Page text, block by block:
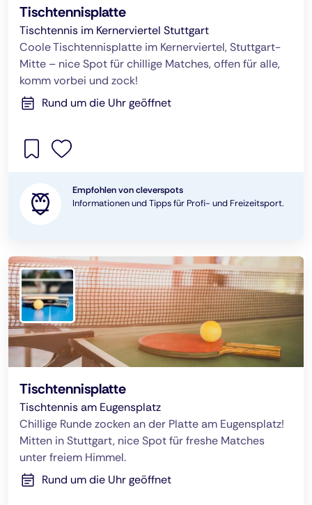
Tischtennisplatte
Tischtennis im Kernerviertel Stuttgart
Coole Tischtennisplatte im Kernerviertel, Stuttgart-
Mitte – nice Spot für chillige Matches, offen für alle,
komm vorbei und zock!
Rund um die Uhr geöffnet
Empfohlen von cleverspots
Informationen und Tipps für Profi- und Freizeitsport.
Tischtennisplatte
Tischtennis am Eugensplatz
Chillige Runde zocken an der Platte am Eugensplatz!
Mitten in Stuttgart, nice Spot für freshe Matches
unter freiem Himmel.
Rund um die Uhr geöffnet